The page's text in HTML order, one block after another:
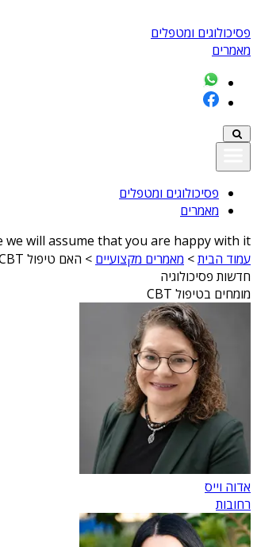
פסיכולוגים ומטפלים
מאמרים
פסיכולוגים ומטפלים
מאמרים
will assume that you are happy with it
עמוד הבית> מאמרים מקצועיים > האם טיפול CBT מתאים לכל סוגי ההפרעות הנפשיות?
חדשות פסיכולוגיה
מומחים בטיפול CBT
אדוה וייס
רחובות